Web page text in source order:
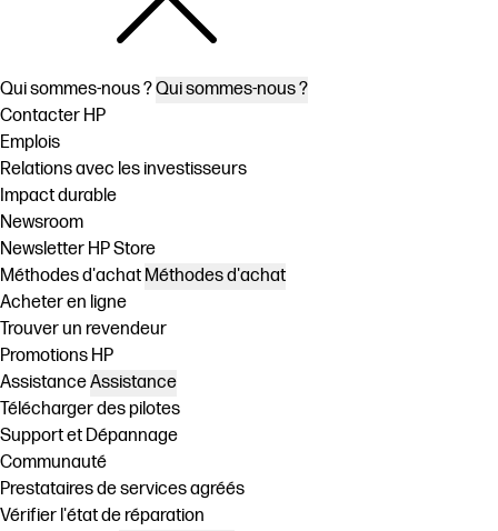
Qui sommes-nous ?Qui sommes-nous ?
Contacter HP
Emplois
Relations avec les investisseurs
Impact durable
Newsroom
Newsletter HP Store
Méthodes d'achat Méthodes d'achat
Acheter en ligne
Trouver un revendeur
Promotions HP
AssistanceAssistance
Télécharger des pilotes
Support et Dépannage
Communauté
Prestataires de services agréés
Vérifier l'état de réparation